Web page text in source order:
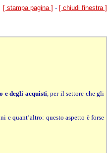
[ stampa pagina ] - [ chiudi finestra ]
e degli acquisti, per il settore che gli
e quant’altro: questo aspetto è forse